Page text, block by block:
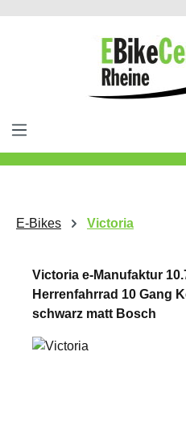
springen
E-Bikes Victoria
Victoria e-Manufaktur
Herrenfahrrad 10 Gang
schwarz matt Bosch